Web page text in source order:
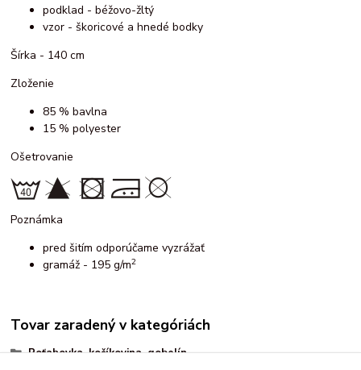
podklad - béžovo-žltý
vzor - škoricové a hnedé bodky
Šírka - 140 cm
Zloženie
85 % bavlna
15 % polyester
Ošetrovanie
Poznámka
pred šitím odporúčame vyzrážať
gramáž - 195 g/m2
Tovar zaradený v kategóriách
Poťahovka, kočíkovina, gobelín